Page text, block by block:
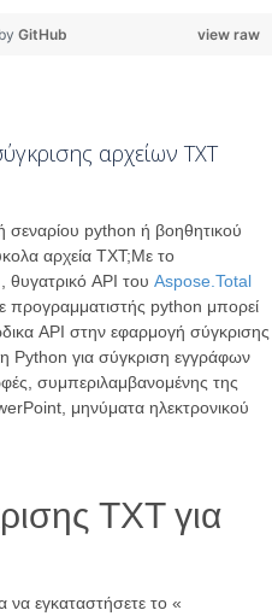
view raw
GitHub
αρχείων TXT
σεναρίου python ή βοηθητικού
αρχεία TXT;Με το
, θυγατρικό API του Aspose.Total
προγραμματιστής python μπορεί
API στην εφαρμογή σύγκρισης
Python για σύγκριση εγγράφων
συμπεριλαμβανομένης της
μηνύματα ηλεκτρονικού
TXT για
να εγκαταστήσετε το «